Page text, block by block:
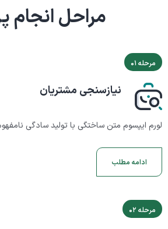
مراحل انجام
مرحله ۰۱
نیازسنجی مشتریان
لورم ایپسوم متن ساختگی با تولید سادگی
ادامه مطلب
مرحله ۰۲